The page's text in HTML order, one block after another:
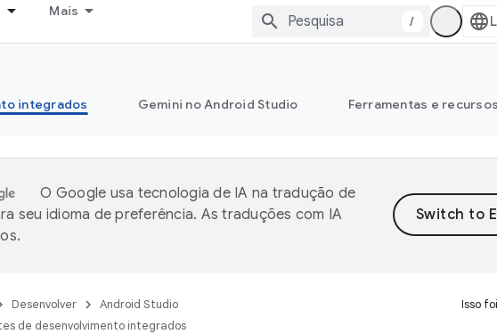
Mais
/
integrados Gemini no Android Studio Ferramentas e
O Google usa tecnologia de IA na tradução de
seu idioma de preferência. As traduções com IA
Desenvolver
Android Studio
de desenvolvimento integrados
Isso